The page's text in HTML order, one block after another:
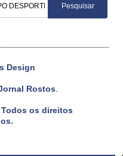
Design
Rostos.
os direitos